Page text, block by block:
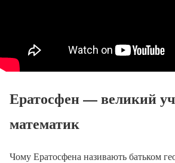
Ератосфен — великий
математик
Чому Ератосфена називають батьком